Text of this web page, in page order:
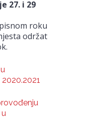
27. i 29
roku
održat